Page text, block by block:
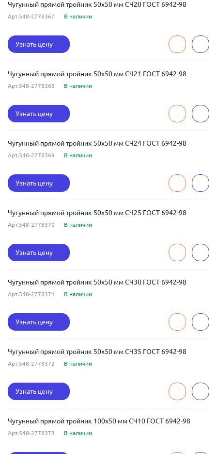
Чугунный прямой тройник 50x50 мм СЧ20 ГОСТ 6942-98
Арт.548-2778367 В наличии
Узнать цену
Чугунный прямой тройник 50x50 мм СЧ21 ГОСТ 6942-98
Арт.548-2778368 В наличии
Узнать цену
Чугунный прямой тройник 50x50 мм СЧ24 ГОСТ 6942-98
Арт.548-2778369 В наличии
Узнать цену
Чугунный прямой тройник 50x50 мм СЧ25 ГОСТ 6942-98
Арт.548-2778370 В наличии
Узнать цену
Чугунный прямой тройник 50x50 мм СЧ30 ГОСТ 6942-98
Арт.548-2778371 В наличии
Узнать цену
Чугунный прямой тройник 50x50 мм СЧ35 ГОСТ 6942-98
Арт.548-2778372 В наличии
Узнать цену
Чугунный прямой тройник 100x50 мм СЧ10 ГОСТ 6942-98
Арт.548-2778373 В наличии